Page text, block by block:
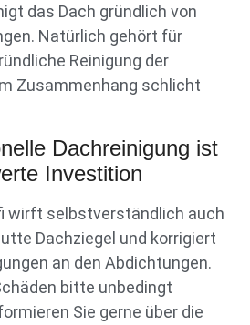
das Dach gründlich von
Natürlich gehört für
Reinigung der
Zusammenhang schlicht
Dachreinigung ist
Investition
wirft selbstverständlich auch
Dachziegel und korrigiert
an den Abdichtungen.
bitte unbedingt
Sie gerne über die